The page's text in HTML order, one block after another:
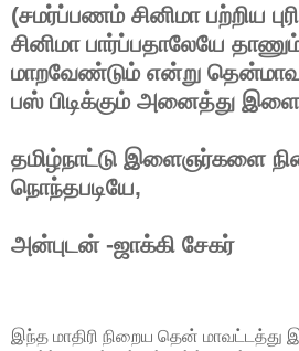
(சமர்ப்பணம் சினிமா பற்றிய
சினிமா பார்ப்பதாலேயே
மாறவேண்டும் என்று
பஸ் பிடிக்கும் அனைத்து
தமிழ்நாட்டு இளைஞர்களை
நொந்தபடியே,
அன்புடன் -ஜாக்கி சேகர்
இந்த மாதிரி நிறைய தென்